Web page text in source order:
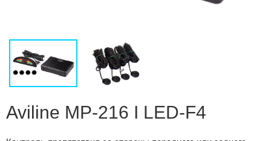
Избранное
Сравнение
Aviline MP-216 I LED-F4